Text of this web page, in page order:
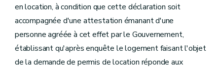
en location, à condition que cette déclaration soit
accompagnée d'une attestation émanant d'une
personne agréée à cet effet par le Gouvernement,
établissant qu'après enquête le logement faisant l'objet
de la demande de permis de location réponde aux